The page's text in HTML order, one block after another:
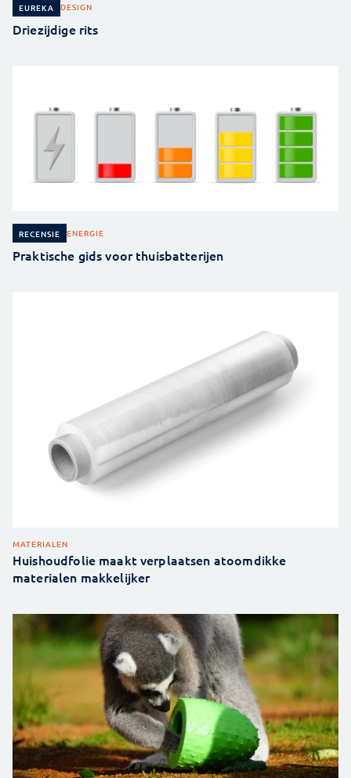
EUREKA DESIGN
Driezijdige rits
RECENSIE ENERGIE
Praktische gids voor thuisbatterijen
MATERIALEN
Huishoudfolie maakt verplaatsen atoomdikke
materialen makkelijker